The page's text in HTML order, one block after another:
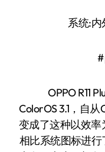
系统:内
OPPO R11
ColorOS 3.1，自
变成了这种以效率
相比系统图标进